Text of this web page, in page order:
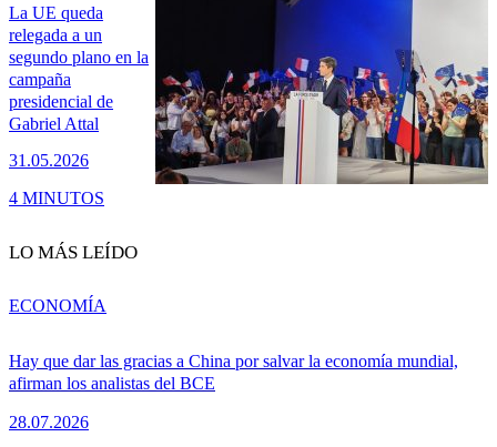
La UE queda
relegada a un
segundo plano en la
campaña
presidencial de
Gabriel Attal
31.05.2026
4 MINUTOS
LO MÁS LEÍDO
Hay que dar las gracias a China por salvar la economía mundial,
afirman los analistas del BCE
28.07.2026
ECONOMÍA